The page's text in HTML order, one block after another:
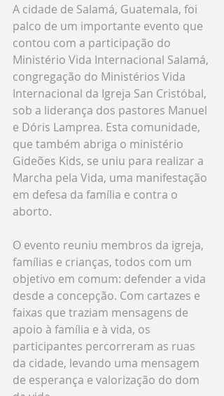
A cidade de Salamá, Guatemala, foi
palco de um importante evento que
contou com a participação do
Ministério Vida Internacional Salamá,
congregação do Ministérios Vida
Internacional da Igreja San Cristóbal,
sob a liderança dos pastores Manuel
e Dóris Lamprea. Esta comunidade,
que também abriga o ministério
Gideões Kids, se uniu para realizar a
Marcha pela Vida, uma manifestação
em defesa da família e contra o
aborto.
O evento reuniu membros da igreja,
famílias e crianças, todos com um
objetivo em comum: defender a vida
desde a concepção. Com cartazes e
faixas que traziam mensagens de
apoio à família e à vida, os
participantes percorreram as ruas
da cidade, levando uma mensagem
de esperança e valorização do dom